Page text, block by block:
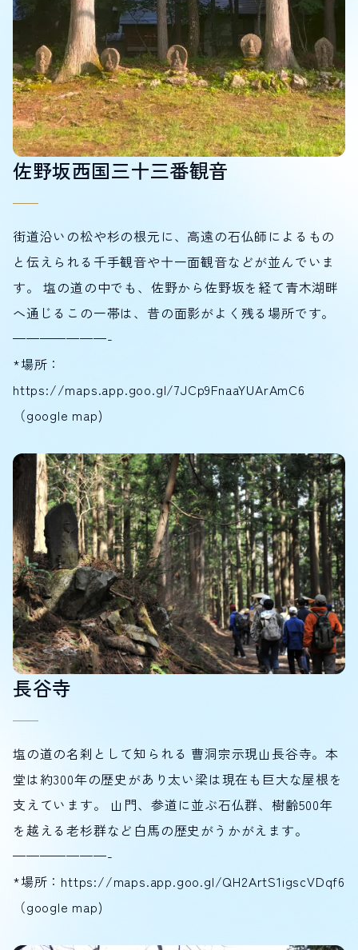
佐野坂西国三十三番観音
街道沿いの松や杉の根元に、高遠の石仏師によるもの
と伝えられる千手観音や十一面観音などが並んでいま
す。 塩の道の中でも、佐野から佐野坂を経て青木湖畔
へ通じるこの一帯は、昔の面影がよく残る場所です。
———————-
*場所：
https://maps.app.goo.gl/7JCp9FnaaYUArAmC6
（google map)
長谷寺
塩の道の名刹として知られる 曹洞宗示現山長谷寺。本
堂は約300年の歴史があり太い梁は現在も巨大な屋根を
支えています。 山門、参道に並ぶ石仏群、樹齢500年
を越える老杉群など白馬の歴史がうかがえます。
———————-
*場所： https://maps.app.goo.gl/QH2ArtS1igscVDqf6
（google map)